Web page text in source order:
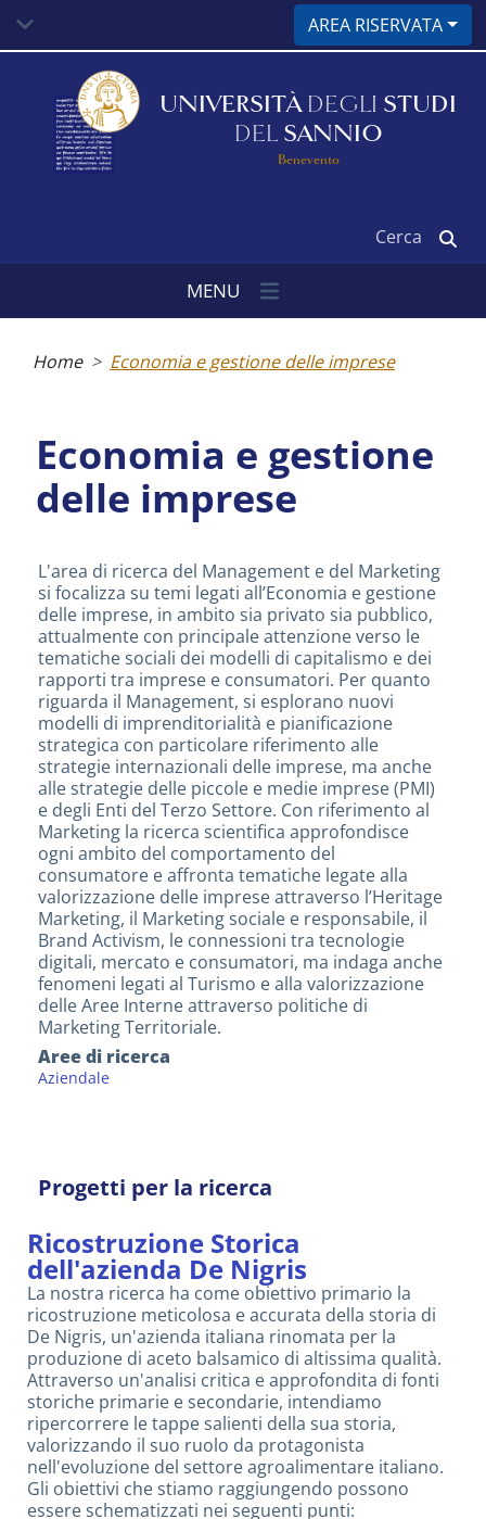
contenuto
AREA RISERVATA
UNIVERSITÀ DEGLI STUDI
DEL SANNIO
Benevento
MENU
Home Economia e gestione delle imprese
Economia e gestione
delle imprese
L'area di ricerca del Management e del Marketing
si focalizza su temi legati all’Economia e gestione
delle imprese, in ambito sia privato sia pubblico,
attualmente con principale attenzione verso le
tematiche sociali dei modelli di capitalismo e dei
rapporti tra imprese e consumatori. Per quanto
riguarda il Management, si esplorano nuovi
modelli di imprenditorialità e pianificazione
strategica con particolare riferimento alle
strategie internazionali delle imprese, ma anche
alle strategie delle piccole e medie imprese (PMI)
e degli Enti del Terzo Settore. Con riferimento al
Marketing la ricerca scientifica approfondisce
ogni ambito del comportamento del
consumatore e affronta tematiche legate alla
valorizzazione delle imprese attraverso l’Heritage
Marketing, il Marketing sociale e responsabile, il
Brand Activism, le connessioni tra tecnologie
digitali, mercato e consumatori, ma indaga anche
fenomeni legati al Turismo e alla valorizzazione
delle Aree Interne attraverso politiche di
Marketing Territoriale.
Aree di ricerca
Aziendale
Progetti per la ricerca
Ricostruzione Storica
dell'azienda De Nigris
La nostra ricerca ha come obiettivo primario la
ricostruzione meticolosa e accurata della storia di
De Nigris, un'azienda italiana rinomata per la
produzione di aceto balsamico di altissima qualità.
Attraverso un'analisi critica e approfondita di fonti
storiche primarie e secondarie, intendiamo
ripercorrere le tappe salienti della sua storia,
valorizzando il suo ruolo da protagonista
nell'evoluzione del settore agroalimentare italiano.
Gli obiettivi che stiamo raggiungendo possono
essere schematizzati nei seguenti punti: